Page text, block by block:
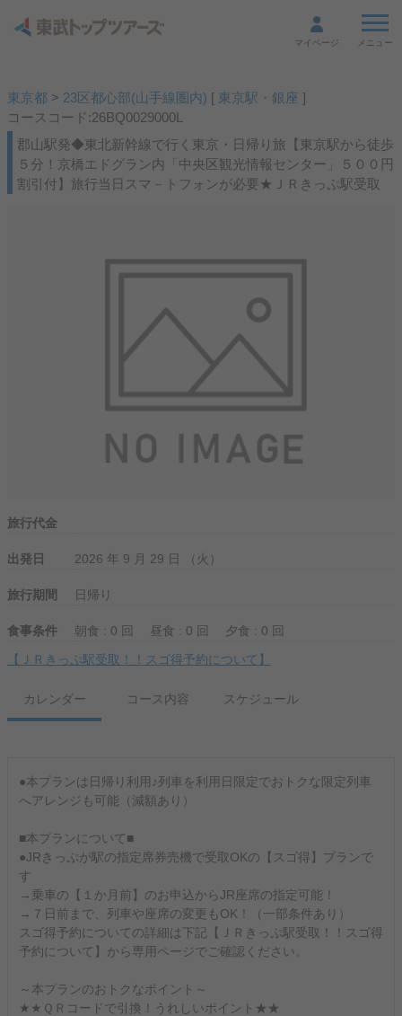
マイページ メニュー
東京都 > 23区都心部(山手線圏内) [ 東京駅・銀座 ]
コースコード:26BQ0029000L
郡山駅発◆東北新幹線で行く東京・日帰り旅【東京駅から徒歩
５分！京橋エドグラン内「中央区観光情報センター」５００円
割引付】旅行当日スマ－トフォンが必要★ＪＲきっぷ駅受取
旅行代金
出発日 2026 年 9 月 29 日 （火）
旅行期間 日帰り
食事条件 朝食 : 0 回 昼食 : 0 回
夕食 : 0 回
【ＪＲきっぷ駅受取！！スゴ得予約について】
カレンダー コース内容 スケジュール
●本プランは日帰り利用♪列車を利用日限定でおトクな限定列車
へアレンジも可能（減額あり）
■本プランについて■
●JRきっぷが駅の指定席券売機で受取OKの【スゴ得】プランで
す
→乗車の【１か月前】のお申込からJR座席の指定可能！
→７日前まで、列車や座席の変更もOK！（一部条件あり）
スゴ得予約についての詳細は下記【ＪＲきっぷ駅受取！！スゴ得
予約について】から専用ページでご確認ください。
～本プランのおトクなポイント～
★★ＱＲコードで引換！うれしいポイント★★